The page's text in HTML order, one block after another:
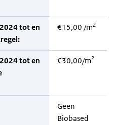
tot en
€15,00 /m2
tot en
€30,00/m2
Geen
Biobased